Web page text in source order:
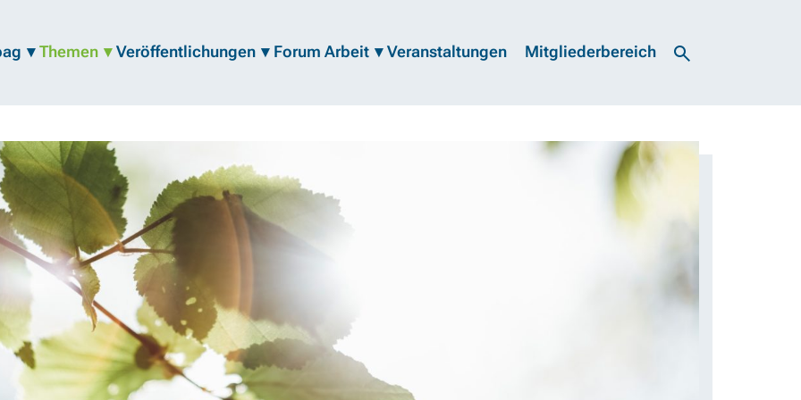
Themen Veröffentlichungen Forum Arbeit Veranstaltungen Mitgliederbereich